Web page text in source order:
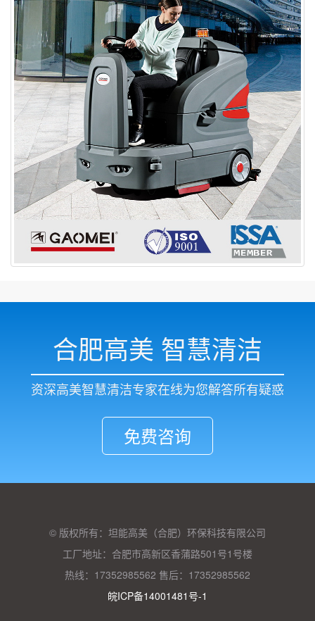
合肥高美 智慧清洁
资深高美智慧清洁专家在线为您解答所有疑惑
免费咨询
© 版权所有：坦能高美（合肥）环保科技有限公司
工厂地址：合肥市高新区香蒲路501号1号楼
热线：17352985562 售后：17352985562
皖ICP备14001481号-1